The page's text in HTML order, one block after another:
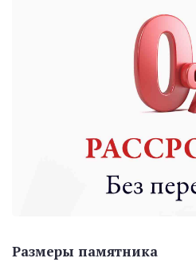
Размеры памятника